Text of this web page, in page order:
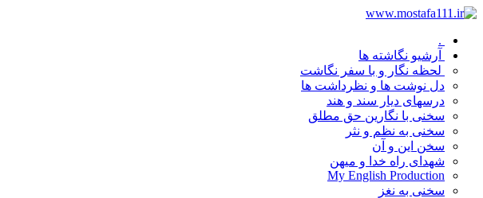
.
آرشیو نگاشته ها
لحظه نگار و با سفر نگاشت
دل نوشت ها و نظرداشت ها
درسهای دیار سند و هند
سخنی با نگارین حق مطلق
سخنی به نظم و نثر
سخن این و آن
شهدای راه خدا و میهن
My English Production
سخنی به نغز